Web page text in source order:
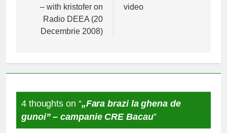
articole
– with kristofer on
Radio DEEA (20
Decembrie 2008)
video
4 thoughts on “„Fara brazi la ghena de
gunoi” – campanie CRE Bacau”